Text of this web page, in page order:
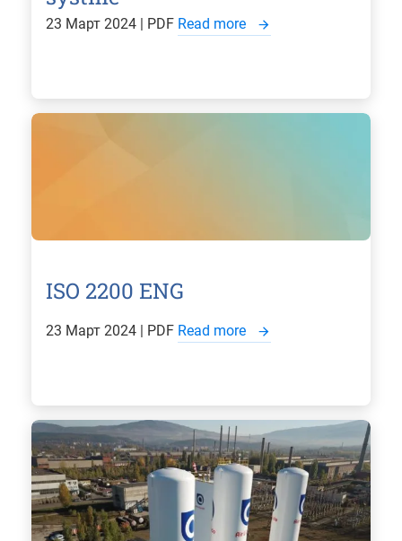
23 Март 2024 | PDF Read more
ISO 2200 ENG
23 Март 2024 | PDF Read more